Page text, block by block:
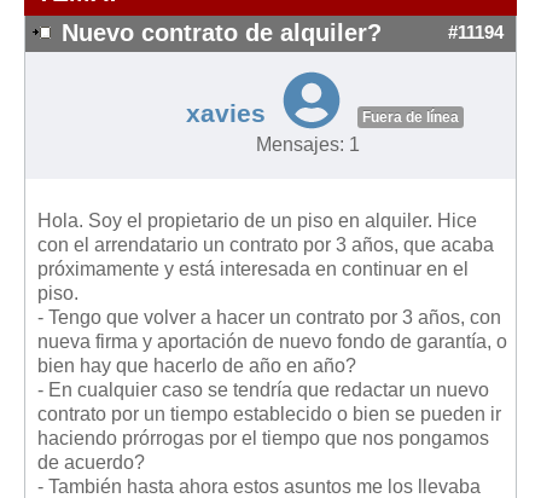
Requerimientos y comunicaciones
Formularios sobre Propiedad Horizontal
Modelos de Convocatoria de Junta de Propietarios
Modelos de Acta de Junta de Propietarios
Legislación
Legislación sobre Arrendamientos Urbanos
Legislación sobre la Comunidad de Propietarios
Legislación sobre Adquisición de Vivienda en Propiedad
Legislación de interés práctico
Diccionario
Usuario
Nuevo contrato de alquiler? #11194
xavies Fuera de línea
Mensajes: 1
Hola. Soy el propietario de un piso en alquiler. Hice
con el arrendatario un contrato por 3 años, que acaba
próximamente y está interesada en continuar en el
piso.
- Tengo que volver a hacer un contrato por 3 años, con
nueva firma y aportación de nuevo fondo de garantía, o
bien hay que hacerlo de año en año?
- En cualquier caso se tendría que redactar un nuevo
contrato por un tiempo establecido o bien se pueden ir
haciendo prórrogas por el tiempo que nos pongamos
de acuerdo?
- También hasta ahora estos asuntos me los llevaba